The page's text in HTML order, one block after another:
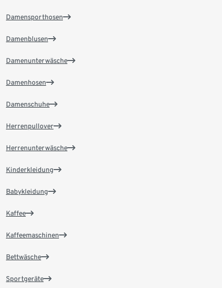
Damensporthosen
Damenblusen
Damenunterwäsche
Damenhosen
Damenschuhe
Herrenpullover
Herrenunterwäsche
Kinderkleidung
Babykleidung
Kaffee
Kaffeemaschinen
Bettwäsche
Sportgeräte